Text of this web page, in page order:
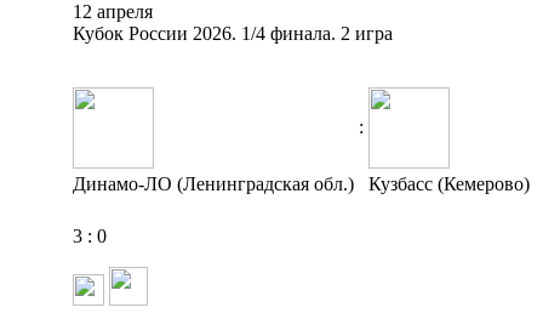
12 апреля
Кубок России 2026. 1/4 финала. 2 игра
:
Динамо-ЛО (Ленинградская обл.) Кузбасс (Кемерово)
3 : 0